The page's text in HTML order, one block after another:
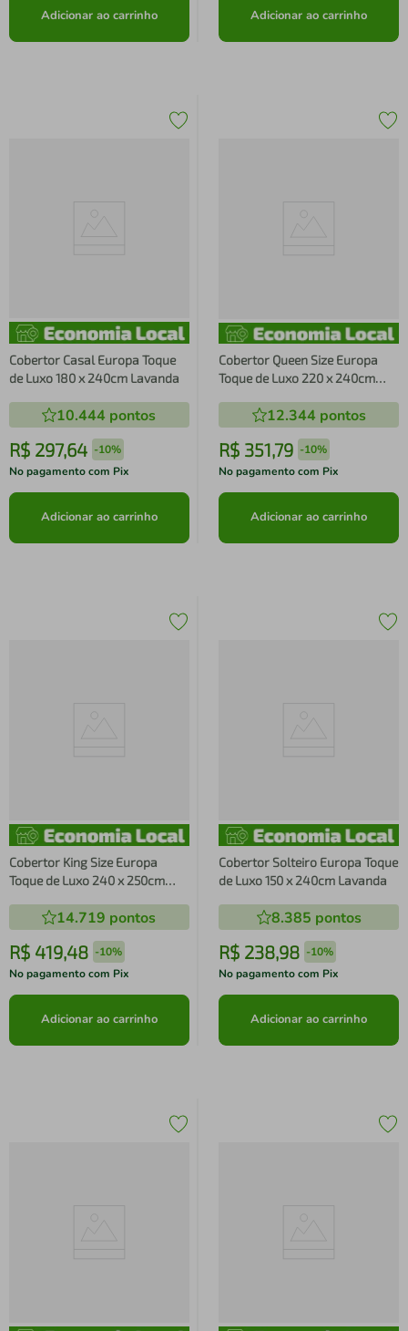
Adicionar ao carrinho Adicionar ao carrinho
Cobertor Casal Europa Toque
de Luxo 180 x 240cm Lavanda
10.444 pontos
R$ 297,64 -10%
No pagamento com Pix
Adicionar ao carrinho
Cobertor Queen Size Europa
Toque de Luxo 220 x 240cm
12.344 pontos
R$ 351,79 -10%
No pagamento com Pix
Adicionar ao carrinho
Cobertor King Size Europa
Toque de Luxo 240 x 250cm
14.719 pontos
R$ 419,48 -10%
No pagamento com Pix
Adicionar ao carrinho
Cobertor Solteiro Europa Toque
de Luxo 150 x 240cm Lavanda
8.385 pontos
R$ 238,98 -10%
No pagamento com Pix
Adicionar ao carrinho